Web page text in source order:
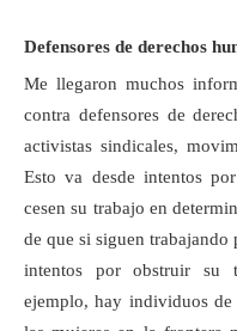
Defensores de derechos
Me llegaron muchos
contra defensores de
activistas sindicales,
Esto va desde intentos
cesen su trabajo en
de que si siguen
intentos por obstruir su
ejemplo, hay individuos de